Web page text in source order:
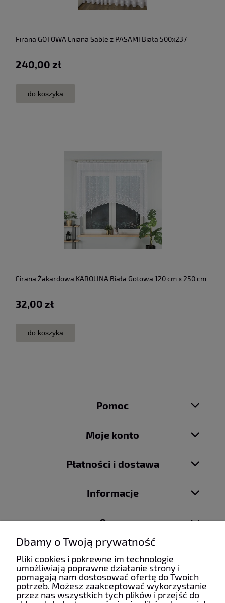
Firana GOTOWA Lniana Sable z PASAMI Biała 500x237
240,00 zł
do koszyka
Firana Żakardowa KAROLINA Biała Gotowa 120 cm x 250 cm
32,00 zł
do koszyka
Pomoc
Moje konto
Płatności i dostawa
Informacje
O nas
Taniefirany24 | ul. Mydlarska 6, 34-100 Wadowice | NIP:
5512490085 | REGON: 122928733 | Email:
firanypanczo@gmail.com| Telefon:+48 507 963 911
Dbamy o Twoją prywatność
Pliki cookies i pokrewne im technologie
umożliwiają poprawne działanie strony i
pomagają nam dostosować ofertę do Twoich
potrzeb. Możesz zaakceptować wykorzystanie
przez nas wszystkich tych plików i przejść do